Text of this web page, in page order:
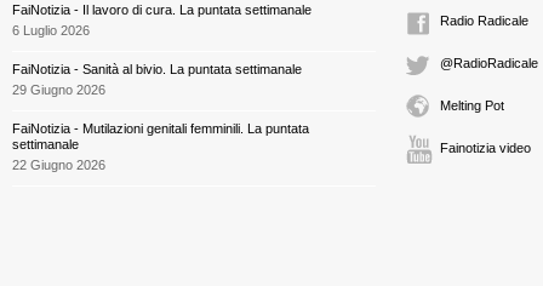
FaiNotizia - Il lavoro di cura. La puntata settimanale
6 Luglio 2026
FaiNotizia - Sanità al bivio. La puntata settimanale
29 Giugno 2026
FaiNotizia - Mutilazioni genitali femminili. La puntata
settimanale
22 Giugno 2026
Radio Radicale
@RadioRadicale
Melting Pot
Fainotizia video